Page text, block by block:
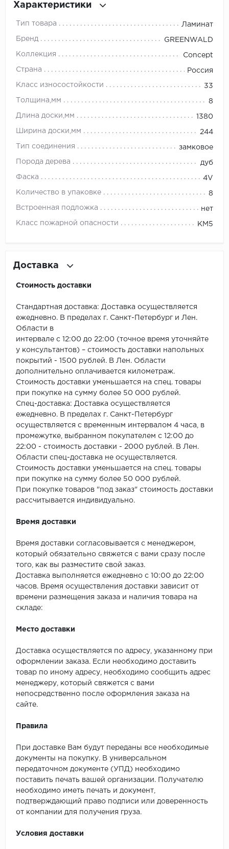
Next Step
Novafloor
Primavera
SPC Ideal Flooring
SPC Promo
SPC Stronghold
TANTO
Tarkett
Tulesna
Wonderful Vinyl
Характеристики
Тип товара Ламинат
Бренд GREENWALD
Коллекция Concept
Страна Россия
Класс износостойкости 33
Толщина,мм 8
Длина доски,мм 1380
Ширина доски,мм 244
Тип соединения замковое
Порода дерева дуб
Фаска 4V
Количество в упаковке 8
Встроенная подложка нет
Класс пожарной опасности КМ5
Доставка
Стоимость доставки
Стандартная доставка: Доставка осуществляется
ежедневно. В пределах г. Санкт-Петербург и Лен.
Области в
интервале с 12:00 до 22:00 (точное время уточняйте
у консультантов) – стоимость доставки напольных
покрытий - 1500 рублей. В Лен. Области
дополнительно оплачивается километраж.
Стоимость доставки уменьшается на спец. товары
при покупке на сумму более 50 000 рублей.
Спец-доставка: Доставка осуществляется
ежедневно. В пределах г. Санкт-Петербург
осуществляется с временным интервалом 4 часа, в
промежутке, выбранном покупателем с 12:00 до
22:00 - стоимость доставки - 2000 рублей. В Лен.
Области спец-доставка не осуществляется.
Стоимость доставки уменьшается на спец. товары
при покупке на сумму более 50 000 рублей.
При покупке товаров "под заказ" стоимость доставки
рассчитывается индивидуально.
Время доставки
Время доставки согласовывается с менеджером,
который обязательно свяжется с вами сразу после
того, как вы разместите свой заказ.
Доставка выполняется ежедневно с 10:00 до 22:00
часов. Время осуществления доставки зависит от
времени размещения заказа и наличия товара на
складе:
Место доставки
Доставка осуществляется по адресу, указанному при
оформлении заказа. Если необходимо доставить
товар по иному адресу, необходимо сообщить адрес
менеджеру, который свяжется с вами
непосредственно после оформления заказа на
сайте.
Правила
При доставке Вам будут переданы все необходимые
документы на покупку. В универсальном
передаточном документе (УПД) необходимо
поставить печать вашей организации. Получателю
необходимо иметь печать и документ,
подтверждающий право подписи или доверенность
от компании для получения груза.
Условия доставки